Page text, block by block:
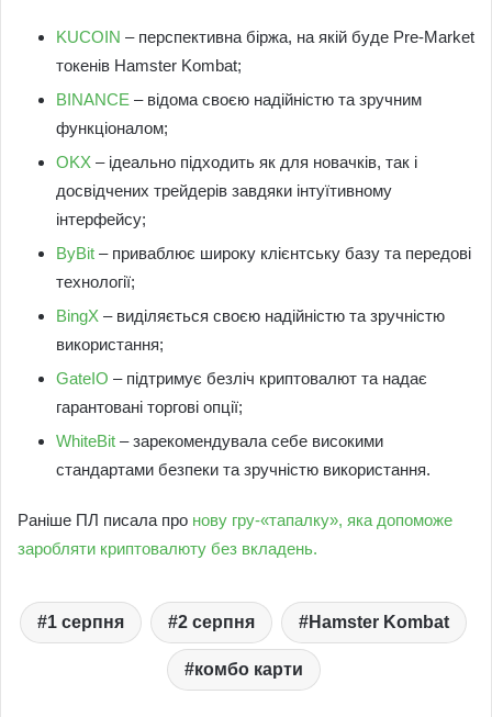
KUCOIN – перспективна біржа, на якій буде Pre-Market
токенів Hamster Kombat;
BINANCE – відома своєю надійністю та зручним
функціоналом;
OKX – ідеально підходить як для новачків, так і
досвідчених трейдерів завдяки інтуїтивному
інтерфейсу;
ByBit – приваблює широку клієнтську базу та передові
технології;
BingX – виділяється своєю надійністю та зручністю
використання;
GateIO – підтримує безліч криптовалют та надає
гарантовані торгові опції;
WhiteBit – зарекомендувала себе високими
стандартами безпеки та зручністю використання.
Раніше ПЛ писала про нову гру-«тапалку», яка допоможе
заробляти криптовалюту без вкладень.
1 серпня 2 серпня Hamster Kombat
комбо карти